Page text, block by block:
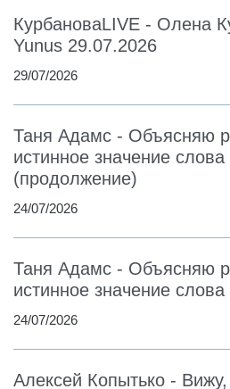
КурбановаLIVE - Олена
Yunus 29.07.2026
29/07/2026
Таня Адамс - Объясняю
истинное значение слова
(продолжение)
24/07/2026
Таня Адамс - Объясняю
истинное значение слова
24/07/2026
Алексей Копытько - Вижу,